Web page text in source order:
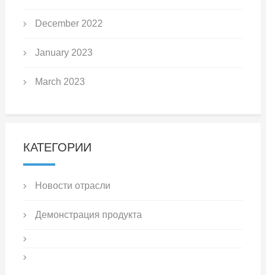
December 2022
January 2023
March 2023
КАТЕГОРИИ
Новости отрасли
Демонстрация продукта